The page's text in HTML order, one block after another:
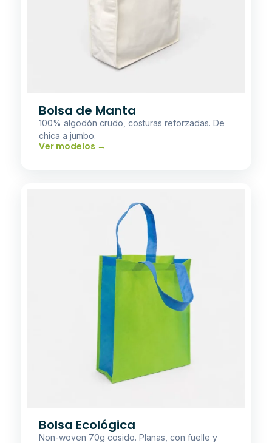
Bolsa de Manta
100% algodón crudo, costuras reforzadas. De
chica a jumbo.
Ver modelos →
Bolsa Ecológica
Non-woven 70g cosido. Planas, con fuelle y